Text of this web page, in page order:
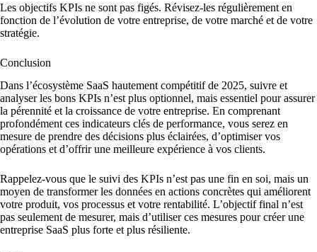
Les objectifs KPIs ne sont pas figés. Révisez-les régulièrement en
fonction de l’évolution de votre entreprise, de votre marché et de votre
stratégie.
Conclusion
Dans l’écosystème SaaS hautement compétitif de 2025, suivre et
analyser les bons KPIs n’est plus optionnel, mais essentiel pour assurer
la pérennité et la croissance de votre entreprise. En comprenant
profondément ces indicateurs clés de performance, vous serez en
mesure de prendre des décisions plus éclairées, d’optimiser vos
opérations et d’offrir une meilleure expérience à vos clients.
Rappelez-vous que le suivi des KPIs n’est pas une fin en soi, mais un
moyen de transformer les données en actions concrètes qui améliorent
votre produit, vos processus et votre rentabilité. L’objectif final n’est
pas seulement de mesurer, mais d’utiliser ces mesures pour créer une
entreprise SaaS plus forte et plus résiliente.